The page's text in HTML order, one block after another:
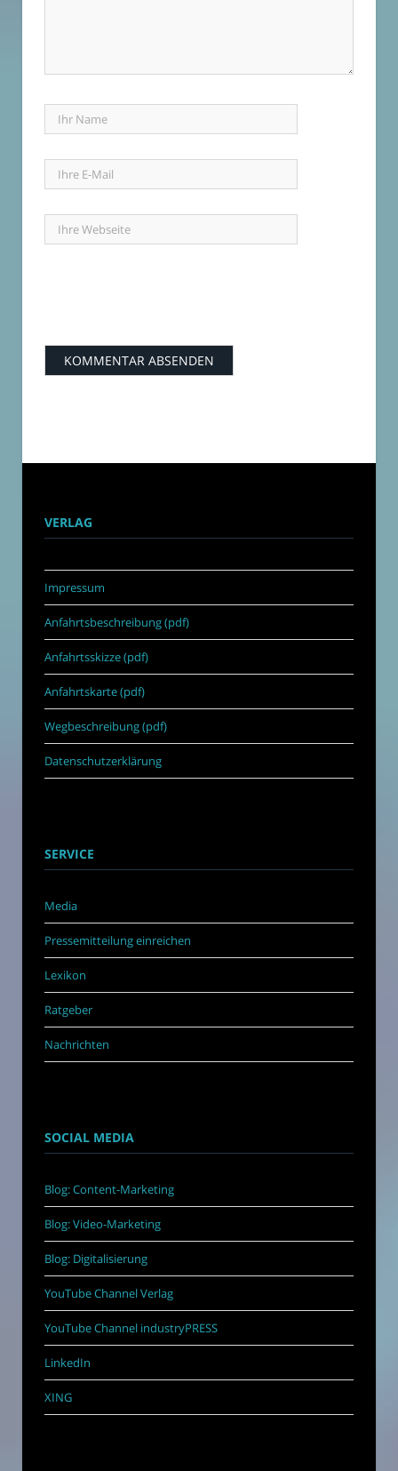
VERLAG
Impressum
Anfahrtsbeschreibung (pdf)
Anfahrtsskizze (pdf)
Anfahrtskarte (pdf)
Wegbeschreibung (pdf)
Datenschutzerklärung
SERVICE
Media
Pressemitteilung einreichen
Lexikon
Ratgeber
Nachrichten
SOCIAL MEDIA
Blog: Content-Marketing
Blog: Video-Marketing
Blog: Digitalisierung
YouTube Channel Verlag
YouTube Channel industryPRESS
LinkedIn
XING